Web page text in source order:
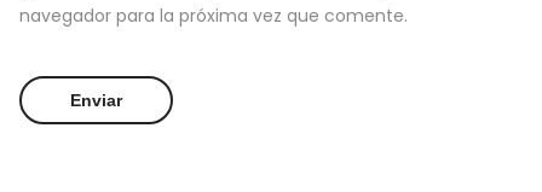
navegador para la próxima vez que comente.